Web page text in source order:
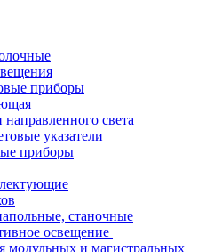
приборы
света
указатели
приборы
станочные
освещение
модульных и магистральных